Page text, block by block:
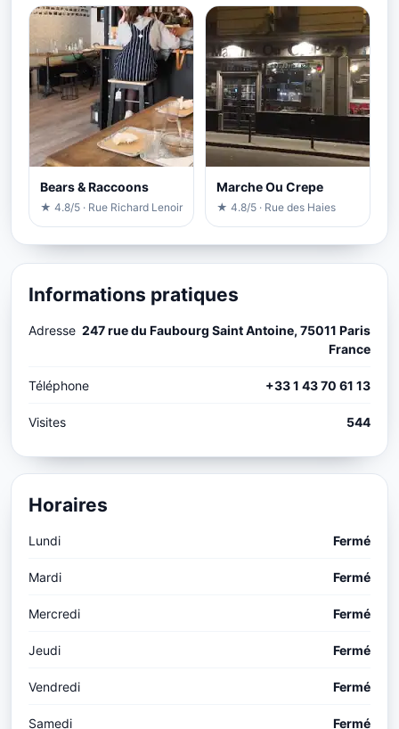
Bears & Raccoons
★ 4.8/5 · Rue Richard Lenoir
Marche Ou Crepe
★ 4.8/5 · Rue des Haies
Informations pratiques
Adresse 247 rue du Faubourg Saint Antoine, 75011 Paris
France
Téléphone +33 1 43 70 61 13
Visites 544
Horaires
Lundi Fermé
Mardi Fermé
Mercredi Fermé
Jeudi Fermé
Vendredi Fermé
Samedi Fermé